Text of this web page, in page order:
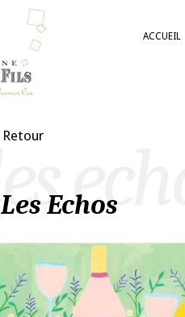
ACCUEIL
Retour
les echos
Les Echos